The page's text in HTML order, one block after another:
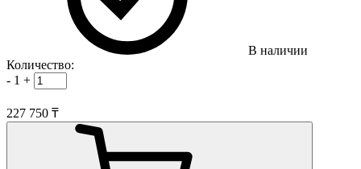
В наличии
Количество:
- 1 +
227 750 ₸